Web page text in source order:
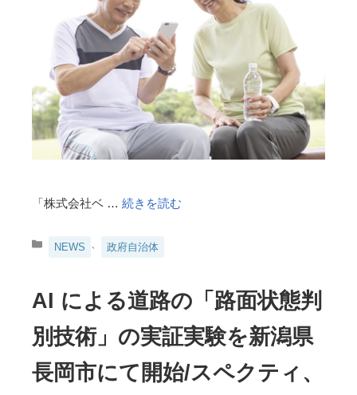
「株式会社ベ … 続きを読む
カNEWS 政府自治体
AI による道路の「路面状態判
別技術」の実証実験を新潟県
長岡市にて開始/スペクティ、